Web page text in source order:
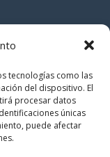
tecnologías como las
del dispositivo. El
procesar datos
únicas
puede afectar